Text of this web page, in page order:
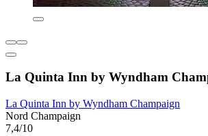
La Quinta Inn by Wyndham
La Quinta Inn by Wyndham Champaign
Nord Champaign
7,4/10